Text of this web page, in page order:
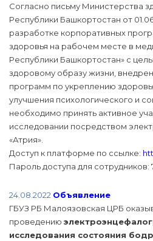
Согласно письму Министерства
Республики Башкортостан от
разработке корпоративных
здоровья на рабочем месте в
Республики Башкортостан» с
здоровому образу жизни,
программ по укреплению
улучшения психологического и
необходимо принять активное
исследовании посредством
«Атрия».
Доступ к платформе по ссылке:
Пароль доступа для сотрудников:
24.08.2022 Объявление
ГБУЗ РБ Малоязовская ЦРБ
проведению
исследования состояния